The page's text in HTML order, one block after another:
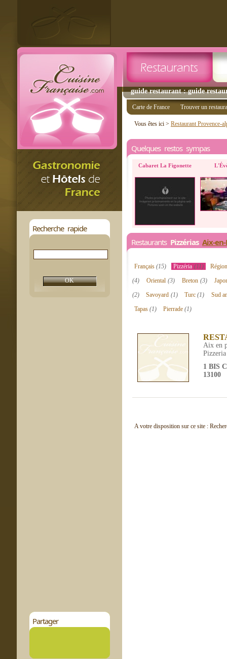
guide restaurant : guide
Recherche rapide
Partager
Carte de France Trouver un
Vous êtes ici > Restaurant Provence-
Quelques restos sympas
Cabaret La Figonette
Restaurants Pizzérias Aix-
Français(15) Pizzéria (11)
(4)
Oriental (3) Breton (3)
(2)
Savoyard (1) Turc(1)
Sud
Tapas (1) Pierrade(1)
Aix en
Pizzeria
1 BIS
13100
A votre disposition sur ce site :